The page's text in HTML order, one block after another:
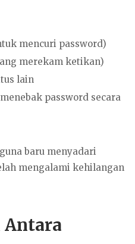
mencuri password)
merekam ketikan)
lain
password secara
baru menyadari
mengalami kehilangan
Antara